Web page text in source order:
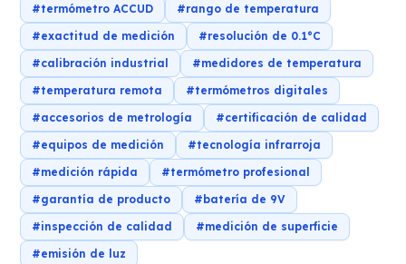
#termómetro ACCUD
#rango de temperatura
#exactitud de medición
#resolución de 0.1°C
#calibración industrial
#medidores de temperatura
#temperatura remota
#termómetros digitales
#accesorios de metrología
#certificación de calidad
#equipos de medición
#tecnología infrarroja
#medición rápida
#termómetro profesional
#garantía de producto
#batería de 9V
#inspección de calidad
#medición de superficie
#emisión de luz